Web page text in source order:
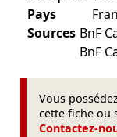
Pays
Sources BnF
BnF
Vous
cette fiche ou
Contactez-